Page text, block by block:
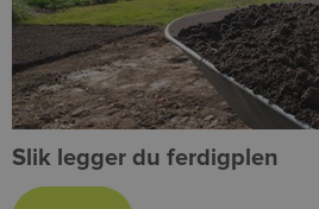
Slik legger du ferdigplen